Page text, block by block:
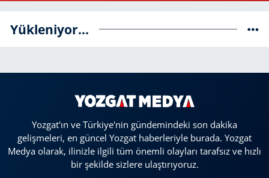
Yükleniyor...
Yozgat'ın ve Türkiye'nin gündemindeki son dakika
gelişmeleri, en güncel Yozgat haberleriyle burada. Yozgat
Medya olarak, ilinizle ilgili tüm önemli olayları tarafsız ve hızlı
bir şekilde sizlere ulaştırıyoruz.